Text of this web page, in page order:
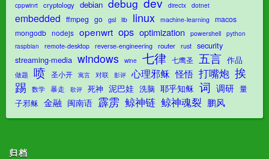
cppwinrt cryptology debian debug directx dotnet
embedded ffmpeg go gsl lib linux machine-learning macos
mongodb nodejs openwrt ops optimization powershell
python
raspbian
remote-desktop reverse-engineering router rust security
streaming-media windows wine 七律 七鹰圣 五言 作品
做题 喷 圣小开 寓言 对联 影评 心理邪稣 怪悟 打嘴炮 挨
踢
数学 暴走 歌评 死神 泥巴娃 洗脑 耶乎知稣 词 调研 量
子邪稣 金融 闽南语 霹雳 鲸神链 鲸神魂裂 鹏风
归档